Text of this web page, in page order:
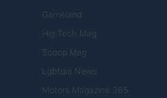
Gameland
Hig Tech Mag
Scoop Mag
Lgbtqia News
Motors Magazine 365